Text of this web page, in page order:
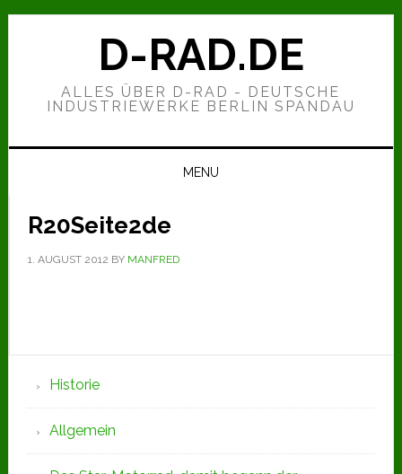
Zur
Hauptnavigation
Zum
Zur
D-RAD.DE
ALLES ÜBER D-RAD - DEUTSCHE
INDUSTRIEWERKE BERLIN SPANDAU
MENU
R20Seite2de
1. AUGUST 2012 BY MANFRED
Seitenspalte
Historie
Allgemein